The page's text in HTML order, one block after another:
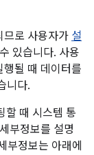
므로 사용자가 설
있습니다. 사용
될 때 데이터를
니다.
할 때 시스템 통
부정보를 설명
부정보는 아래에